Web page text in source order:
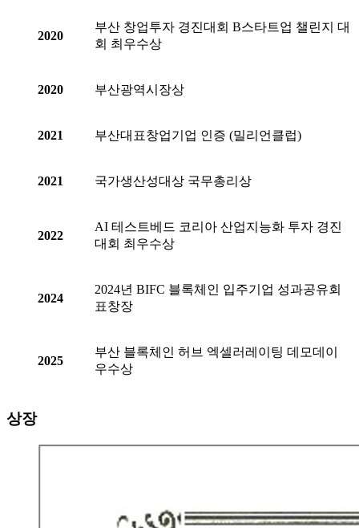
2020
부산 창업투자 경진대회 B스타트업 챌린지 대
회 최우수상
2020 부산광역시장상
2021 부산대표창업기업 인증 (밀리언클럽)
2021 국가생산성대상 국무총리상
2022
AI 테스트베드 코리아 산업지능화 투자 경진
대회 최우수상
2024
2024년 BIFC 블록체인 입주기업 성과공유회
표창장
2025
부산 블록체인 허브 엑셀러레이팅 데모데이
우수상
상장